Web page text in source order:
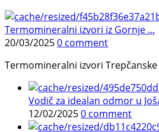
Termomineralni izvori iz Gornje ...
20/03/20250 comment
Termomineralni izvori
Vodič za idealan odmor u
12/02/20250 comment